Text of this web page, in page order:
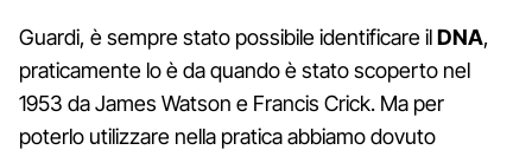
Guardi, è sempre stato possibile identificare ilDNA,
praticamente lo è da quando è stato scoperto nel
1953 da James Watson e Francis Crick. Ma per
poterlo utilizzare nella pratica abbiamo dovuto